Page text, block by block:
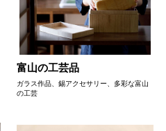
富山の工芸品
ガラス作品、錫アクセサリー、多彩な富山
の工芸